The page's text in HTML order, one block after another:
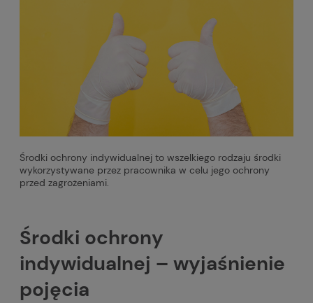
Środki ochrony indywidualnej to wszelkiego rodzaju środki
wykorzystywane przez pracownika w celu jego ochrony
przed zagrożeniami.
Środki ochrony
indywidualnej – wyjaśnienie
pojęcia